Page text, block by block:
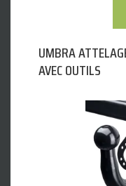
UMBRA
AVEC OUTILS